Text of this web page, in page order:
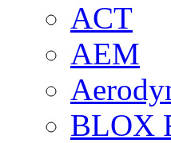
ACT
AEM
BLOX